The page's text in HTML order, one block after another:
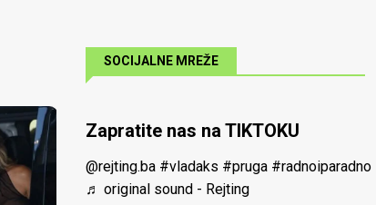
SOCIJALNE MREŽE
Zapratite nas na TIKTOKU
@rejting.ba #vladaks #pruga #radnoiparadno
♬ original sound - Rejting